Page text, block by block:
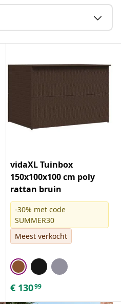
vidaXL Tuinbox
150x100x100 cm poly
rattan bruin
-30% met code
SUMMER30
Meest verkocht
€ 13099